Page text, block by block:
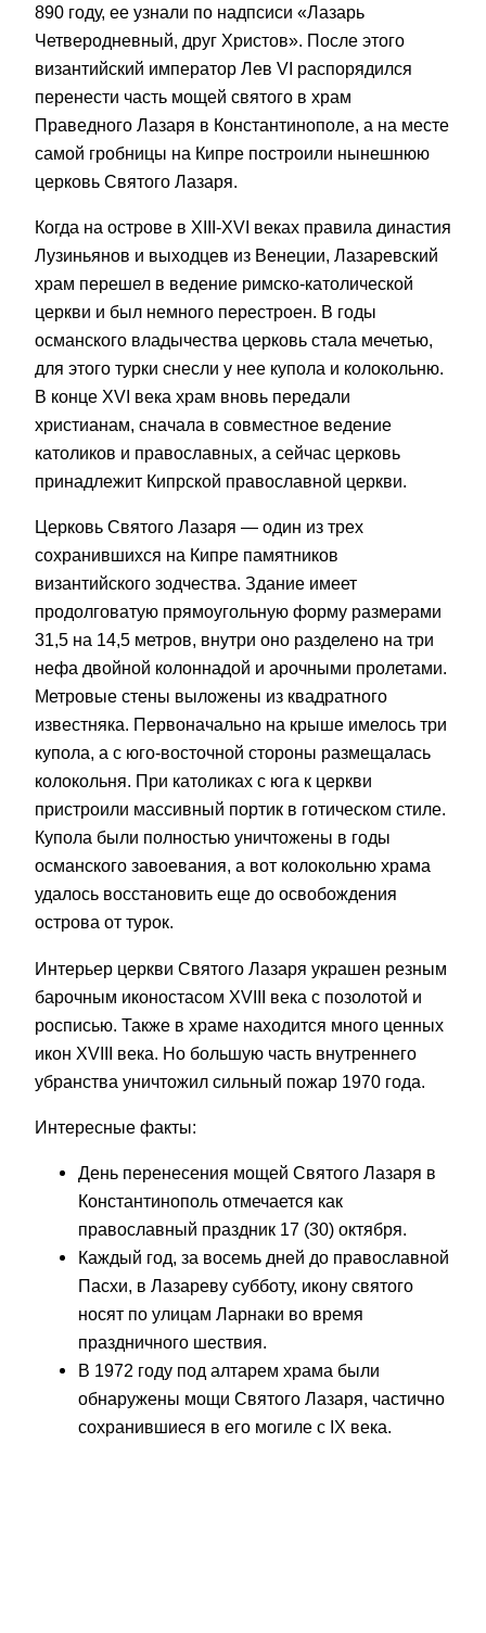
890 году, ее узнали по надпсиси «Лазарь
Четверодневный, друг Христов». После этого
византийский император Лев VI распорядился
перенести часть мощей святого в храм
Праведного Лазаря в Константинополе, а на месте
самой гробницы на Кипре построили нынешнюю
церковь Святого Лазаря.
Когда на острове в XIII-XVI веках правила династия
Лузиньянов и выходцев из Венеции, Лазаревский
храм перешел в ведение римско-католической
церкви и был немного перестроен. В годы
османского владычества церковь стала мечетью,
для этого турки снесли у нее купола и колокольню.
В конце XVI века храм вновь передали
христианам, сначала в совместное ведение
католиков и православных, а сейчас церковь
принадлежит Кипрской православной церкви.
Церковь Святого Лазаря — один из трех
сохранившихся на Кипре памятников
византийского зодчества. Здание имеет
продолговатую прямоугольную форму размерами
31,5 на 14,5 метров, внутри оно разделено на три
нефа двойной колоннадой и арочными пролетами.
Метровые стены выложены из квадратного
известняка. Первоначально на крыше имелось три
купола, а с юго-восточной стороны размещалась
колокольня. При католиках с юга к церкви
пристроили массивный портик в готическом стиле.
Купола были полностью уничтожены в годы
османского завоевания, а вот колокольню храма
удалось восстановить еще до освобождения
острова от турок.
Интерьер церкви Святого Лазаря украшен резным
барочным иконостасом XVIII века с позолотой и
росписью. Также в храме находится много ценных
икон XVIII века. Но большую часть внутреннего
убранства уничтожил сильный пожар 1970 года.
Интересные факты:
День перенесения мощей Святого Лазаря в
Константинополь отмечается как
православный праздник 17 (30) октября.
Каждый год, за восемь дней до православной
Пасхи, в Лазареву субботу, икону святого
носят по улицам Ларнаки во время
праздничного шествия.
В 1972 году под алтарем храма были
обнаружены мощи Святого Лазаря, частично
сохранившиеся в его могиле с IX века.